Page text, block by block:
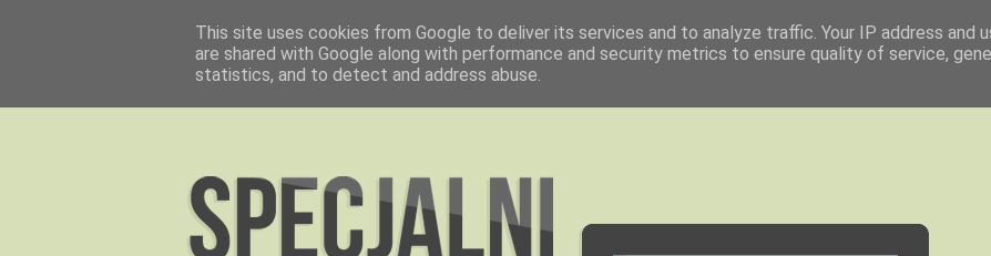
This site uses cookies from Google to deliver its services and to analyze traffic. Your IP address and
are shared with Google along with performance and security metrics to ensure quality of service,
statistics, and to detect and address abuse.